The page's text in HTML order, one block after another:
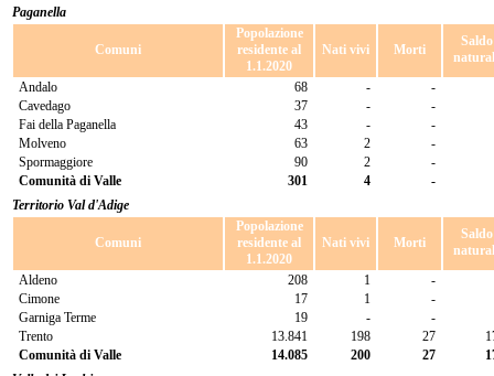
Paganella
Comuni
Popolazione
residente al
1.1.2020
Nati vivi Morti
Saldo
Andalo
68 -
-
Cavedago
37 -
-
Fai della Paganella
43 -
-
Molveno
63 2
-
Spormaggiore
90 2
-
Comunità di Valle
301 4
-
Territorio Val d'Adige
Comuni
Popolazione
residente al
1.1.2020
Nati vivi Morti
Saldo
Aldeno
208 1
-
Cimone
17 1
-
Garniga Terme
19 -
-
Trento
13.841 198 27
Comunità di Valle
14.085 200 27